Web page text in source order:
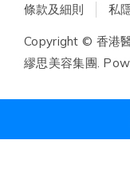
條款及細則 私
Copyright © 香港
繆思美容集團.